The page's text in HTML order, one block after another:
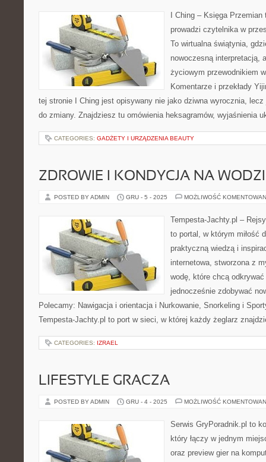
I Ching – Księga
prowadzi czytelnika w
To wirtualna świątynia,
nowoczesną interpretacją,
życiowym przewodnikiem
Komentarze i przekłady
tej stronie I Ching jest opisywany nie jako dziwna wyrocznia,
do zmiany. Znajdziesz tu omówienia heksagramów, wyjaśnienia
CATEGORIES: GADŻETY I URZĄDZENIA BEAUTY
ZDROWIE I KONDYCJA NA
POSTED BY ADMIN GRU - 5 - 2025 MOŻLIWOŚĆ
Tempesta-Jachty.pl –
to portal, w którym miłość
praktyczną wiedzą i
internetowa, stworzona z
wodę, które chcą
jednocześnie zdobywać
Polecamy: Nawigacja i orientacja i Nurkowanie, Snorkeling i
Tempesta-Jachty.pl to port w sieci, w której każdy żeglarz
CATEGORIES: IZRAEL
LIFESTYLE GRACZA
POSTED BY ADMIN GRU - 4 - 2025 MOŻLIWOŚĆ
Serwis GryPoradnik.pl to
który łączy w jednym
oraz preview gier na